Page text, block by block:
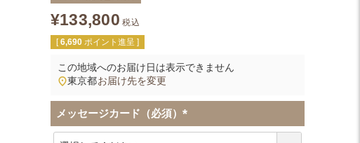
¥133,800 税込
[ 6,690 ポイント進呈 ]
この地域へのお届け日は表示できません
東京都お届け先を変更
メッセージカード（必須）
(